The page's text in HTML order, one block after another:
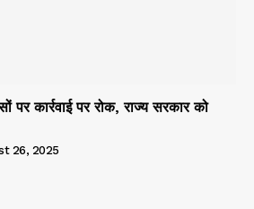
पर कार्रवाई पर रोक, राज्य सरकार को
26, 2025